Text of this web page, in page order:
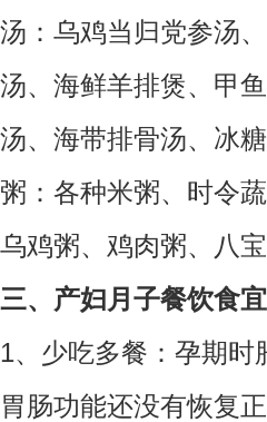
汤：乌鸡当归党参汤
汤、海鲜羊排煲、甲
汤、海带排骨汤、冰
粥：各种米粥、时令
乌鸡粥、鸡肉粥、八
三、产妇月子餐饮食
1、少吃多餐：孕期
胃肠功能还没有恢复